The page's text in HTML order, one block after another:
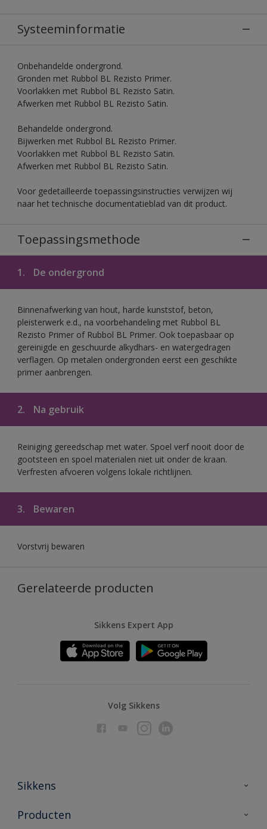
Systeeminformatie
Onbehandelde ondergrond.
Gronden met Rubbol BL Rezisto Primer.
Voorlakken met Rubbol BL Rezisto Satin.
Afwerken met Rubbol BL Rezisto Satin.
Behandelde ondergrond.
Bijwerken met Rubbol BL Rezisto Primer.
Voorlakken met Rubbol BL Rezisto Satin.
Afwerken met Rubbol BL Rezisto Satin.
Voor gedetailleerde toepassingsinstructies verwijzen wij
naar het technische documentatieblad van dit product.
Toepassingsmethode
1. De ondergrond
Binnenafwerking van hout, harde kunststof, beton,
pleisterwerk e.d., na voorbehandeling met Rubbol BL
Rezisto Primer of Rubbol BL Primer. Ook toepasbaar op
gereinigde en geschuurde alkydhars- en watergedragen
verflagen. Op metalen ondergronden eerst een geschikte
primer aanbrengen.
2. Na gebruik
Reiniging gereedschap met water. Spoel verf nooit door de
gootsteen en spoel materialen niet uit onder de kraan.
Verfresten afvoeren volgens lokale richtlijnen.
3. Bewaren
Vorstvrij bewaren
Gerelateerde producten
Sikkens Expert App
Volg Sikkens
Sikkens
Over Sikkens
Producten